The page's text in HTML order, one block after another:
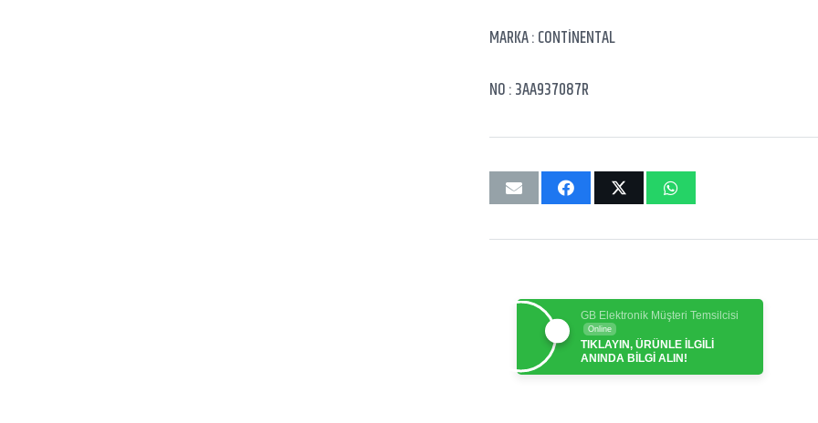
MARKA : CONTİNENTAL
NO : 3AA937087R
GB Elektronik Müşteri Temsilcisi
Online
TIKLAYIN, ÜRÜNLE İLGİLİ
ANINDA BİLGİ ALIN!